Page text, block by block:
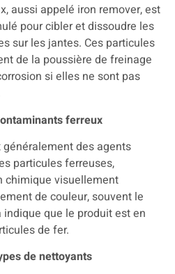
aussi appelé iron remover, est
pour cibler et dissoudre les
sur les jantes. Ces particules
de la poussière de freinage
si elles ne sont pas
ferreux
des agents
particules ferreuses,
chimique visuellement
de couleur, souvent le
indique que le produit est en
de fer.
de nettoyants